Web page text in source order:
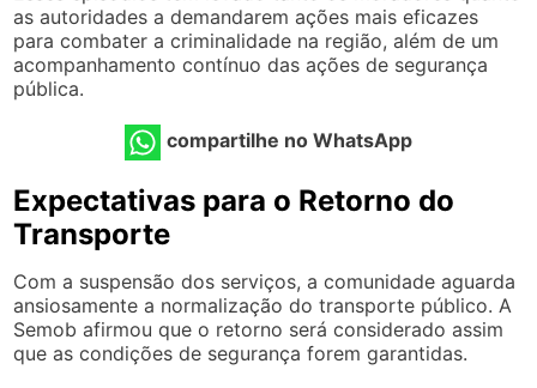
as autoridades a demandarem ações mais eficazes
para combater a criminalidade na região, além de um
acompanhamento contínuo das ações de segurança
pública.
compartilhe no WhatsApp
Expectativas para o Retorno do
Transporte
Com a suspensão dos serviços, a comunidade aguarda
ansiosamente a normalização do transporte público. A
Semob afirmou que o retorno será considerado assim
que as condições de segurança forem garantidas.